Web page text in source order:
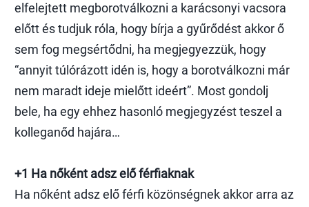
elfelejtett megborotválkozni a karácsonyi vacsora
előtt és tudjuk róla, hogy bírja a gyűrődést akkor ő
sem fog megsértődni, ha megjegyezzük, hogy
“annyit túlórázott idén is, hogy a borotválkozni már
nem maradt ideje mielőtt ideért”. Most gondolj
bele, ha egy ehhez hasonló megjegyzést teszel a
kolleganőd hajára…
+1 Ha nőként adsz elő férfiaknak
Ha nőként adsz elő férfi közönségnek akkor arra az